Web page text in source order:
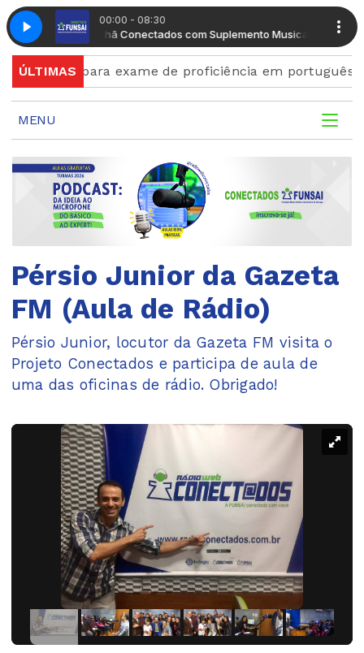
00:00 - 08:30
MusicalManhã Conectados com Suplemento Musical
ÚLTIMASpara exame de proficiência em português
MENU
Pérsio Junior da Gazeta
FM (Aula de Rádio)
Pérsio Junior, locutor da Gazeta FM visita o
Projeto Conectados e participa de aula de
uma das oficinas de rádio. Obrigado!